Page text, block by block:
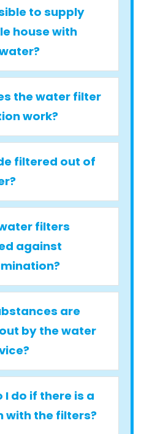
to supply
house with
the water filter
work?
filtered out of
filters
against
are
by the water
I do if there is a
with the filters?